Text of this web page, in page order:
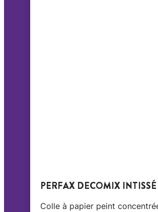
PERFAX DECOMIX INTISSÉ
Colle à papier peint